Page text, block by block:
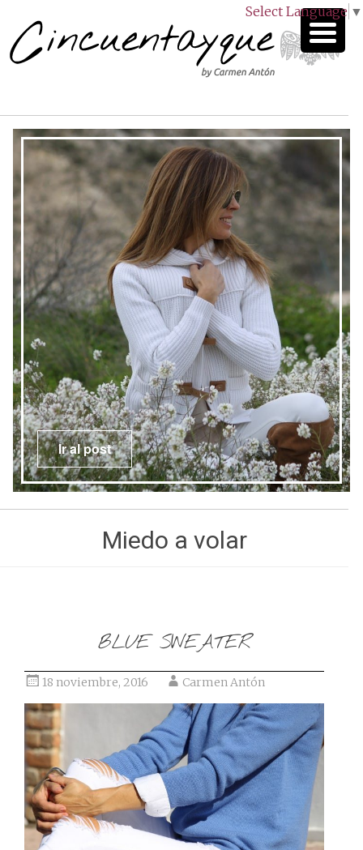
Select Language ▼
Ir al post
Miedo a volar
BLUE SWEATER
18 noviembre, 2016 Carmen Antón